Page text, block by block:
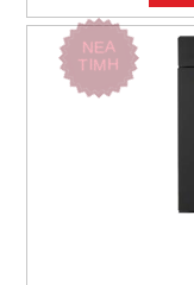
ΝΕΑ
ΤΙΜΗ